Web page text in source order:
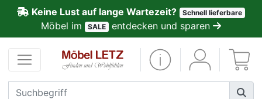
Keine Lust auf lange Wartezeit? Schnell lieferbare
Möbel im SALE entdecken und sparen
Kundenmeinungen
Anmelden